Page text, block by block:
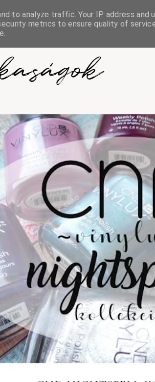
to analyze traffic. Your IP address and
metrics to ensure quality of